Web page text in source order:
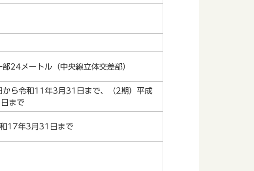
24メートル（中央線立体交差部）
ら令和11年3月31日まで、（2期）平成
まで
17年3月31日まで